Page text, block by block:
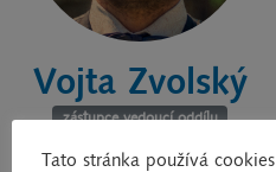
Vojta Zvolský
zástupce vedoucí oddílu
Tato stránka používá cookies